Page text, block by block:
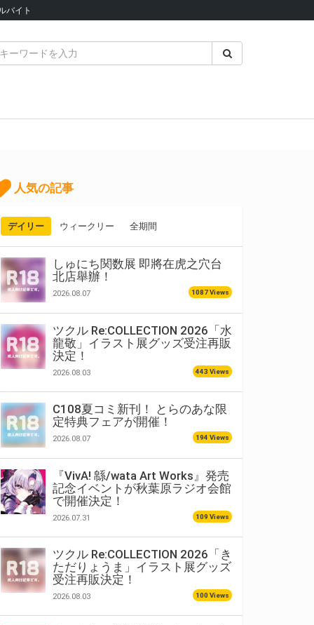
バイト
人気の記事
デイリー ウィークリー 全期間
しゅにち関数展 即將在虎之穴台
北店舉辦！
2026.08.07 1087 Views
ツクル Re:COLLECTION 2026「水
龍敬」イラスト展グッズ受注再販
決定！
2026.08.03 443 Views
C108夏コミ新刊！ とらのあな限
定特典フェアが開催！
2026.08.07 194 Views
『VivA! 緜/wata Art Works』発売
記念イベントが秋葉原ラジオ会館
で開催決定！
2026.07.31 109 Views
ツクル Re:COLLECTION 2026「き
ただりょうま」イラスト展グッズ
受注再販決定！
2026.08.03 100 Views